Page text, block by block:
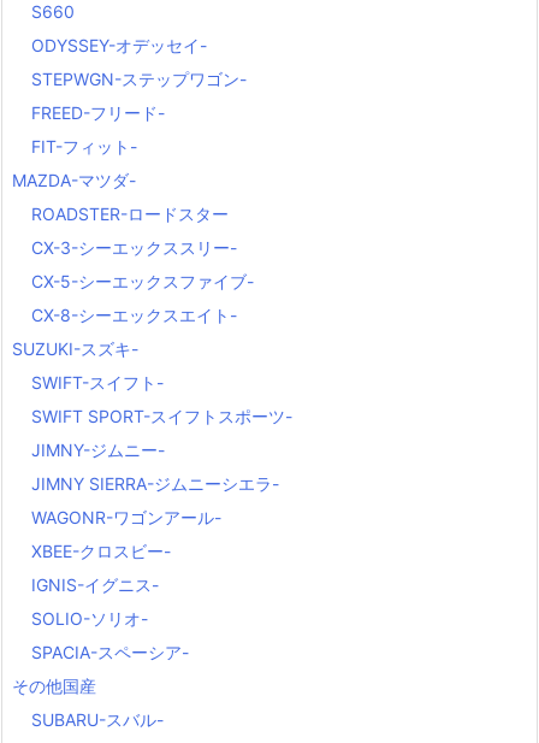
S660
ODYSSEY-オデッセイ-
STEPWGN-ステップワゴン-
FREED-フリード-
FIT-フィット-
MAZDA-マツダ-
ROADSTER-ロードスター
CX-3-シーエックススリー-
CX-5-シーエックスファイブ-
CX-8-シーエックスエイト-
SUZUKI-スズキ-
SWIFT-スイフト-
SWIFT SPORT-スイフトスポーツ-
JIMNY-ジムニー-
JIMNY SIERRA-ジムニーシエラ-
WAGONR-ワゴンアール-
XBEE-クロスビー-
IGNIS-イグニス-
SOLIO-ソリオ-
SPACIA-スペーシア-
その他国産
SUBARU-スバル-